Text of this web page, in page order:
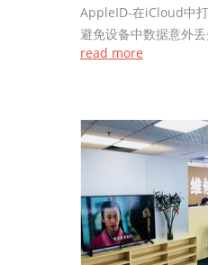
AppleID-在iCloud中
避免设备中数据意外
read more